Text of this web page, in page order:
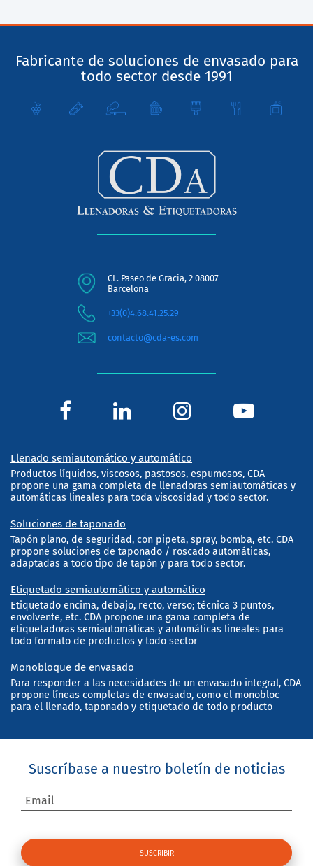
Fabricante de soluciones de envasado para
todo sector desde 1991
CL. Paseo de Gracia, 2 08007
Barcelona
+33(0)4.68.41.25.29
contacto@cda-es.com
Llenado semiautomático y automático
Productos líquidos, viscosos, pastosos, espumosos, CDA
propone una gama completa de llenadoras semiautomáticas y
automáticas lineales para toda viscosidad y todo sector.
Soluciones de taponado
Tapón plano, de seguridad, con pipeta, spray, bomba, etc. CDA
propone soluciones de taponado / roscado automáticas,
adaptadas a todo tipo de tapón y para todo sector.
Etiquetado semiautomático y automático
Etiquetado encima, debajo, recto, verso; técnica 3 puntos,
envolvente, etc. CDA propone una gama completa de
etiquetadoras semiautomáticas y automáticas lineales para
todo formato de productos y todo sector
Monobloque de envasado
Para responder a las necesidades de un envasado integral, CDA
propone líneas completas de envasado, como el monobloc
para el llenado, taponado y etiquetado de todo producto
Suscríbase a nuestro boletín de noticias
Email